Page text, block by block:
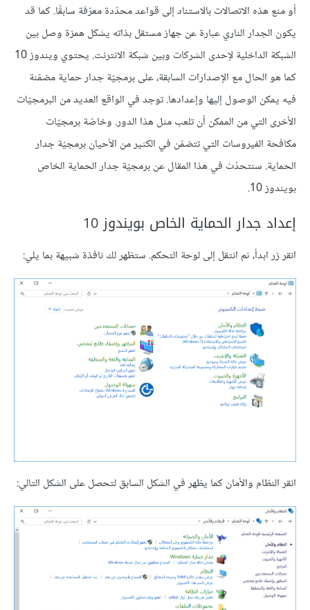
أو منع هذه الاتصالات بالاستناد إلى قواعد محدّدة معرّفة سابقًا. كما قد
يكون الجدار الناري عبارة عن جهاز مستقل بذاته يشكل همزة وصل بين
الشبكة الداخلية لإحدى الشركات وبين شبكة الانترنت. يحتوي ويندوز 10
كما هو الحال مع الإصدارات السابقة، على برمجيّة جدار حماية مضمّنة
فيه يمكن الوصول إليها وإعدادها. توجد في الواقع العديد من البرمجيّات
الأخرى التي من الممكن أن تلعب مثل هذا الدور. وخاصّة برمجيّات
مكافحة الفيروسات التي تتضمّن في الكثير من الأحيان برمجيّة جدار
الحماية. سنتحدّث في هذا المقال عن برمجيّة جدار الحماية الخاص
بويندوز 10.
إعداد جدار الحماية الخاص بويندوز 10
انقر زر ابدأ، ثم انتقل إلى لوحة التحكم. ستظهر لك نافذة شبيهة بما يلي:
انقر النظام والأمان كما يظهر في الشكل السابق لتحصل على الشكل التالي: